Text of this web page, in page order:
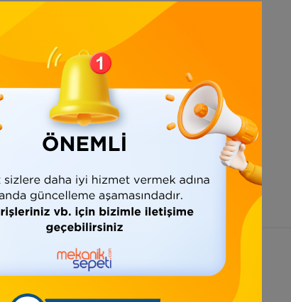
Ürün Bilgisi Yorumlar (0)